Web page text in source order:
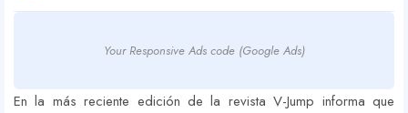
Your Responsive Ads code (Google Ads)
En la más reciente edición de la revista V-Jump informa que